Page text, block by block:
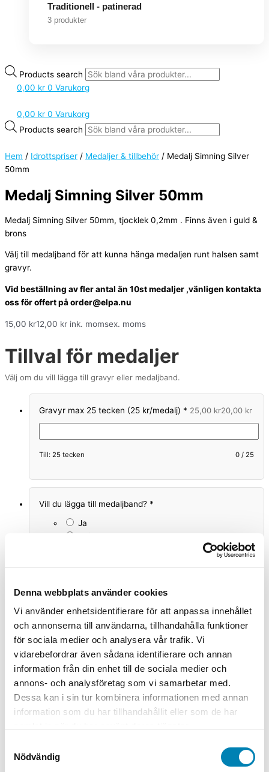
Denna webbplats använder cookies
Vi använder enhetsidentifierare för att anpassa innehållet
och annonserna till användarna, tillhandahålla funktioner
för sociala medier och analysera vår trafik. Vi
vidarebefordrar även sådana identifierare och annan
information från din enhet till de sociala medier och
annons- och analysföretag som vi samarbetar med.
Dessa kan i sin tur kombinera informationen med annan
information som du har tillhandahållit eller som de har
Nödvändig
Traditionell - patinerad
3 produkter
Products search
0,00 kr 0 Varukorg
0,00 kr 0 Varukorg
Products search
Hem / Idrottspriser / Medaljer & tillbehör / Medalj Simning Silver
50mm
Medalj Simning Silver 50mm
Medalj Simning Silver 50mm, tjocklek 0,2mm . Finns även i guld &
brons
Välj till medaljband för att kunna hänga medaljen runt halsen samt
gravyr.
Vid beställning av fler antal än 10st medaljer ,vänligen kontakta
oss för offert på order@elpa.nu
15,00 kr12,00 kr ink. momsex. moms
Tillval för medaljer
Välj om du vill lägga till gravyr eller medaljband.
Gravyr max 25 tecken (25 kr/medalj) * 25,00 kr20,00 kr
0 / 25
Till: 25 tecken
Vill du lägga till medaljband? *
Ja
Nej
Medaljband*
Produktsumma
Summa för extraval
Totalsumma
-
Medalj Simning Silver 50mm mängd +
Medaljer,
Medaljer & tillbehör